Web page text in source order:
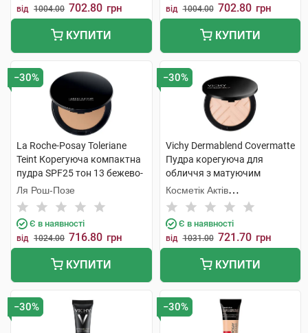
від 1004.00 702.80 грн
КУПИТИ
від 1004.00 702.80 грн
КУПИТИ
−30%
La Roche-Posay Toleriane
Teint Корегуюча компактна
пудра SPF25 тон 13 бежево-
пісочний 9,5 г 1 шт
Ля Рош-Позе
Є в наявності
від 1024.00 716.80 грн
КУПИТИ
−30%
Vichy Dermablend Covermatte
Пудра корегуюча для
обличчя з матуючим
ефектом SPF-25 відтінок
№15 9,5 г 1 шт
Косметік Актів
Інтернаціональ
Є в наявності
від 1031.00 721.70 грн
КУПИТИ
−30% −30%